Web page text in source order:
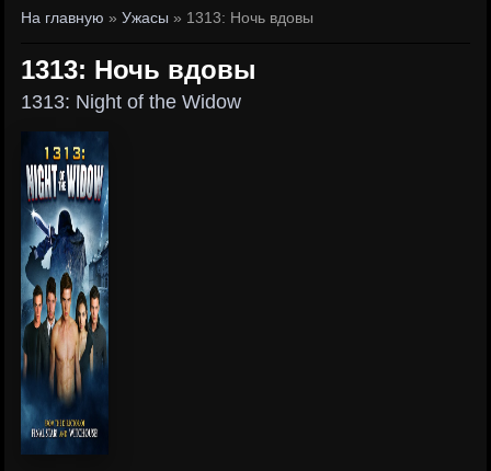
На главную »Ужасы » 1313: Ночь вдовы
1313: Ночь вдовы
1313: Night of the Widow